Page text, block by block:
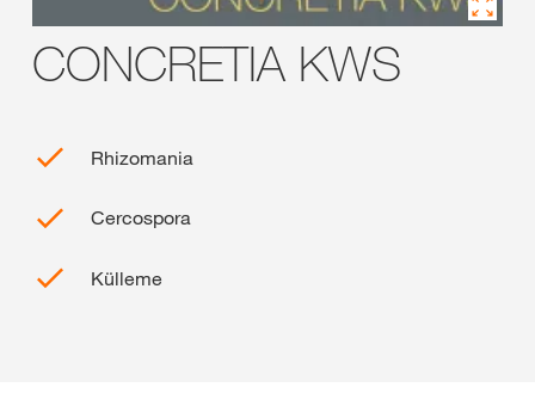
CONCRETIA KWS
Rhizomania
Cercospora
Külleme